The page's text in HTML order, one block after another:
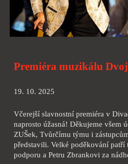
Premiéra muzikálu
19. 10. 2025
Včerejší slavnostní premiéra v
naprosto úžasná! Děkujeme všem
ZUŠek, Tvůrčímu týmu i
představili. Velké poděkování patří
podporu a Petru Zbrankovi za